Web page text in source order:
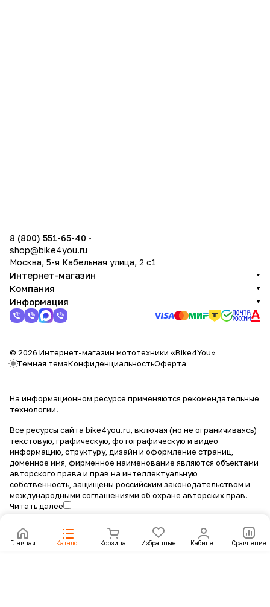
Главная Каталог Корзина Избранные Кабинет Сравнение
8 (800) 551-65-40
shop@bike4you.ru
Москва, 5-я Кабельная улица, 2 с1
Интернет-магазин
Компания
Информация
© 2026 Интернет-магазин мототехники «Bike4You»
Темная темаКонфиденциальностьОферта
На информационном ресурсе применяются рекомендательные
технологии.
Все ресурсы сайта bike4you.ru, включая (но не ограничиваясь)
текстовую, графическую, фотографическую и видео
информацию, структуру, дизайн и оформление страниц,
доменное имя, фирменное наименование являются объектами
авторского права и прав на интеллектуальную
собственность, защищены российским законодательством и
международными соглашениями об охране авторских прав.
Читать далее